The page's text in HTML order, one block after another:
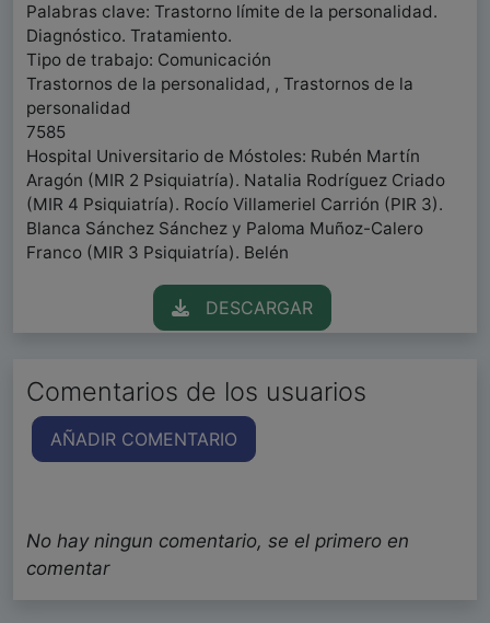
Palabras clave: Trastorno límite de la personalidad.
Diagnóstico. Tratamiento.
Tipo de trabajo: Comunicación
Trastornos de la personalidad, , Trastornos de la
personalidad
7585
Hospital Universitario de Móstoles: Rubén Martín
Aragón (MIR 2 Psiquiatría). Natalia Rodríguez Criado
(MIR 4 Psiquiatría). Rocío Villameriel Carrión (PIR 3).
Blanca Sánchez Sánchez y Paloma Muñoz-Calero
Franco (MIR 3 Psiquiatría). Belén
DESCARGAR
Comentarios de los usuarios
AÑADIR COMENTARIO
No hay ningun comentario, se el primero en
comentar